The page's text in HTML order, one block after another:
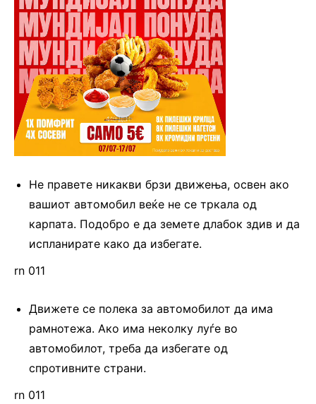
Не правете никакви брзи движења, освен ако
вашиот автомобил веќе не се тркала од
карпата. Подобро е да земете длабок здив и да
испланирате како да избегате.
rn 011
Движете се полека за автомобилот да има
рамнотежа. Ако има неколку луѓе во
автомобилот, треба да избегате од
спротивните страни.
rn 011